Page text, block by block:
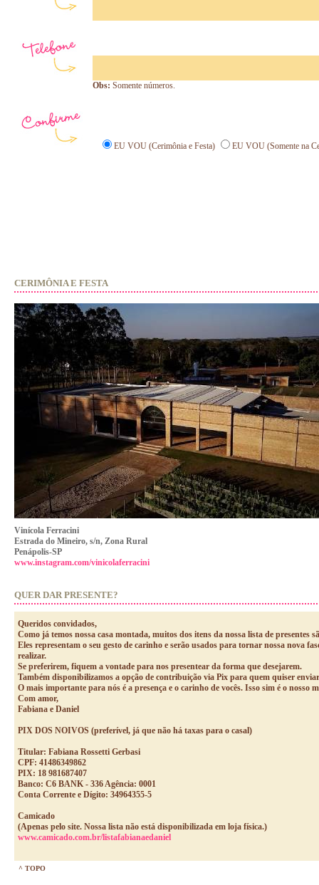
Obs: Somente números.
EU VOU (Cerimônia e Festa) EU VOU (Somente na
CERIMÔNIA E FESTA
Vinícola Ferracini
Estrada do Mineiro, s/n, Zona Rural
Penápolis-SP
www.instagram.com/vinicolaferracini
QUER DAR PRESENTE?
Queridos convidados,
Como já temos nossa casa montada, muitos dos itens da nossa lista de presentes
Eles representam o seu gesto de carinho e serão usados para tornar nossa nova
realizar.
Se preferirem, fiquem a vontade para nos presentear da forma que desejarem.
Também disponibilizamos a opção de contribuição via Pix para quem quiser
O mais importante para nós é a presença e o carinho de vocês. Isso sim é o nosso
Com amor,
Fabiana e Daniel
PIX DOS NOIVOS (preferível, já que não há taxas para o casal)
Titular: Fabiana Rossetti Gerbasi
CPF: 41486349862
PIX: 18 981687407
Banco: C6 BANK - 336 Agência: 0001
Conta Corrente e Dígito: 34964355-5
Camicado
(Apenas pelo site. Nossa lista não está disponibilizada em loja física.)
www.camicado.com.br/listafabianaedaniel
^ TOPO